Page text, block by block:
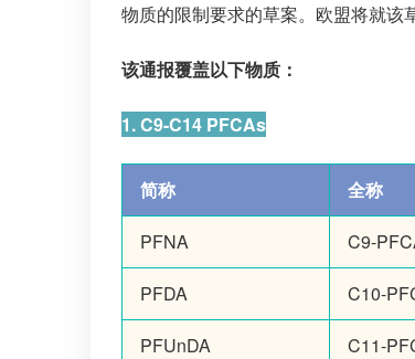
物质的限制要求的草案。欧盟将就该
该通报覆盖以下物质：
1. C9-C14 PFCAs
简称 全称
PFNA C9-
PFDA C10-
PFUnDA C11-